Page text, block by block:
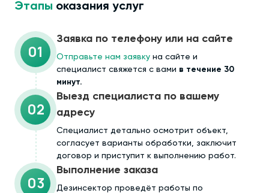
Этапы оказания услуг
01
Заявка по телефону или на сайте
Отправьте нам заявку на сайте и
специалист свяжется с вами в течение 30
минут.
02
Выезд специалиста по вашему
адресу
Cпециалист детально осмотрит объект,
согласует варианты обработки, заключит
договор и приступит к выполнению работ.
03
Выполнение заказа
Дезинсектор проведёт работы по